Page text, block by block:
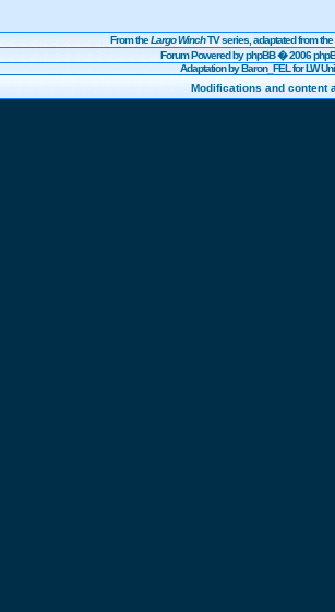
From theLargo WinchTV series, adaptated from
Forum Powered byphpBB� 2006
Adaptation by Baron_FEL for LW
Modifications and content